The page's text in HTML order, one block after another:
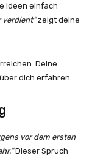
Ideen einfach
verdient“zeigt deine
Deine
dich erfahren.
vor dem ersten
Dieser Spruch